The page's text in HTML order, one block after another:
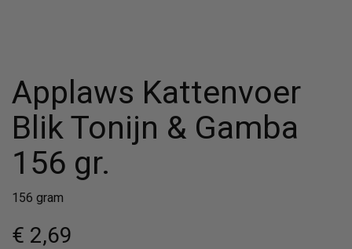
Applaws Kattenvoer
Blik Tonijn & Gamba
156 gr.
156 gram
€ 2,69